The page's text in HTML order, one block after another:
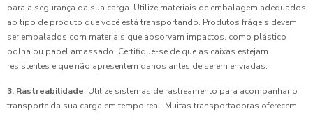
para a segurança da sua carga. Utilize materiais de embalagem adequados
ao tipo de produto que você está transportando. Produtos frágeis devem
ser embalados com materiais que absorvam impactos, como plástico
bolha ou papel amassado. Certifique-se de que as caixas estejam
resistentes e que não apresentem danos antes de serem enviadas.
3. Rastreabilidade: Utilize sistemas de rastreamento para acompanhar o
transporte da sua carga em tempo real. Muitas transportadoras oferecem